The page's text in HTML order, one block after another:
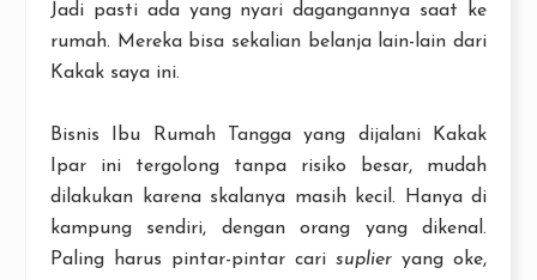
Jadi pasti ada yang nyari dagangannya saat ke
rumah. Mereka bisa sekalian belanja lain-lain dari
Kakak saya ini.
Bisnis Ibu Rumah Tangga yang dijalani Kakak
Ipar ini tergolong tanpa risiko besar, mudah
dilakukan karena skalanya masih kecil. Hanya di
kampung sendiri, dengan orang yang dikenal.
Paling harus pintar-pintar cari suplier yang oke,